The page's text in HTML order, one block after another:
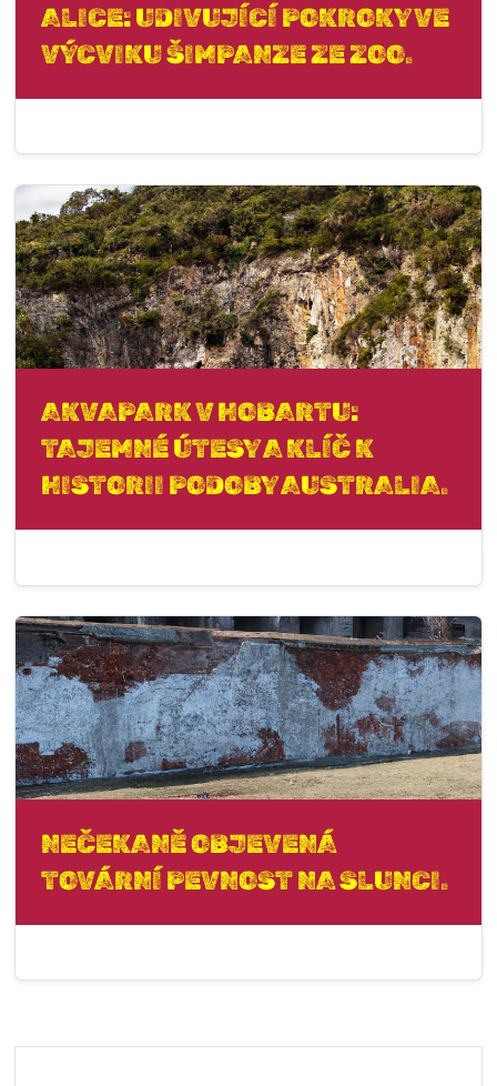
ALICE: UDIVUJÍCÍ POKROKY VE
VÝCVIKU ŠIMPANZE ZE ZOO.
AKVAPARK V HOBARTU:
TAJEMNÉ ÚTESY A KLÍČ K
HISTORII PODOBY AUSTRALIA.
NEČEKANĚ OBJEVENÁ
TOVÁRNÍ PEVNOST NA SLUNCI.